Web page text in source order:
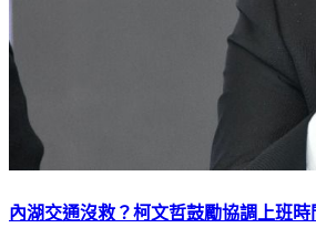
內湖交通沒救？柯文哲鼓勵協調上班